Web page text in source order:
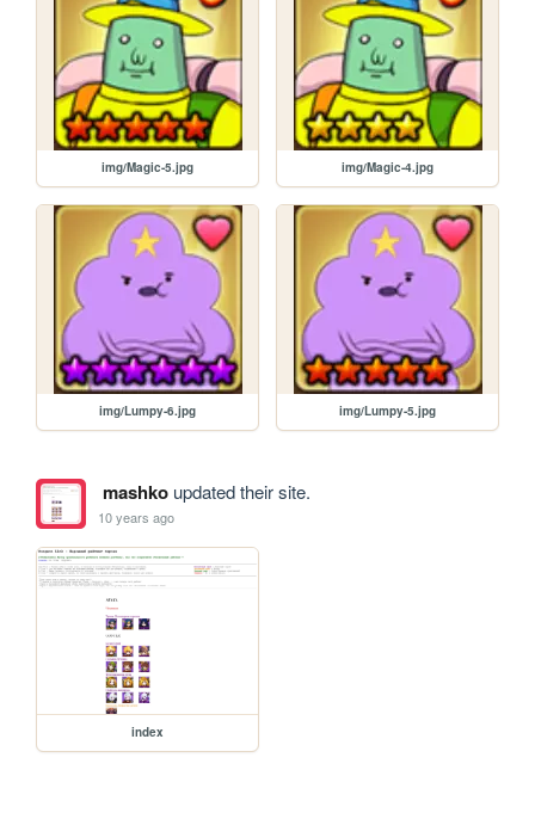
img/Magic-5.jpg img/Magic-4.jpg
img/Lumpy-6.jpg img/Lumpy-5.jpg
mashkoupdated their site.
10 years ago
index